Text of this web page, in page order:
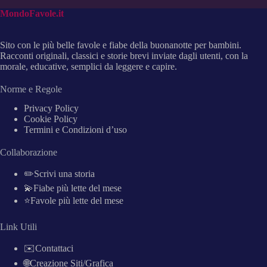
MondoFavole.it
Sito con le più belle favole e fiabe della buonanotte per bambini.
Racconti originali, classici e storie brevi inviate dagli utenti, con la
morale, educative, semplici da leggere e capire.
Norme e Regole
Privacy Policy
Cookie Policy
Termini e Condizioni d’uso
Collaborazione
✏️Scrivi una storia
💫Fiabe più lette del mese
⭐Favole più lette del mese
Link Utili
✉️Contattaci
🌐Creazione Siti/Grafica